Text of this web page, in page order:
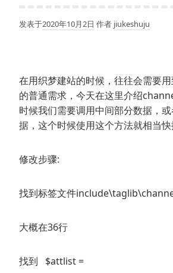
发表于2020年10月2日 作者 jiukeshuju
在用织梦建站的时候，往往会需要
的普通需求，今天在这里介绍
时候我们需要调用中间部分数据，
据，这个时候使用这个方法就相当快
修改步骤:
找到标签文件
大概在36行
找到 $attlist =